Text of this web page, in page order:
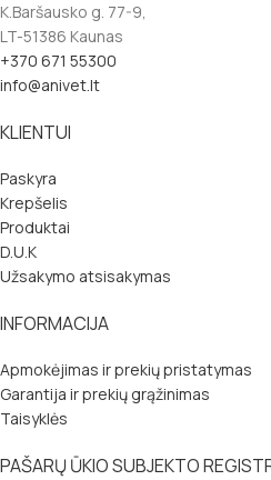
K.Baršausko g. 77-9,
LT-51386 Kaunas
+370 671 55300
info@anivet.lt
KLIENTUI
Paskyra
Krepšelis
Produktai
D.U.K
Užsakymo atsisakymas
INFORMACIJA
Apmokėjimas ir prekių pristatymas
Garantija ir prekių grąžinimas
Taisyklės
PAŠARŲ ŪKIO SUBJEKTO